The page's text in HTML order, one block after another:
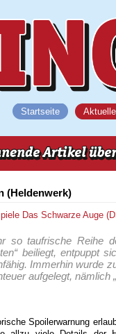
Startseite
(Heldenwerk)
Das Schwarze Auge
so taufrische Reihe
beiliegt, entpuppt
Immerhin wurde
aufgelegt,
Spoilerwarnung